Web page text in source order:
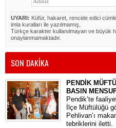
UYARI: Küfür, hakaret, rencide edici
imla kuralları ile yazılmamış,
Türkçe karakter kullanılmayan ve büyük
onaylanmamaktadır.
SON DAKİKA
PENDİK
BASIN
​Pendik’te
İlçe Müftülüğü
Pehlivan’ı
tebriklerini iletti.